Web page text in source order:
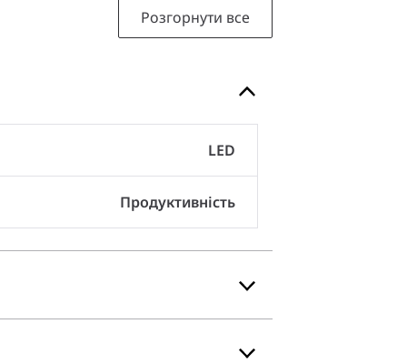
Розгорнути все
LED
Продуктивність